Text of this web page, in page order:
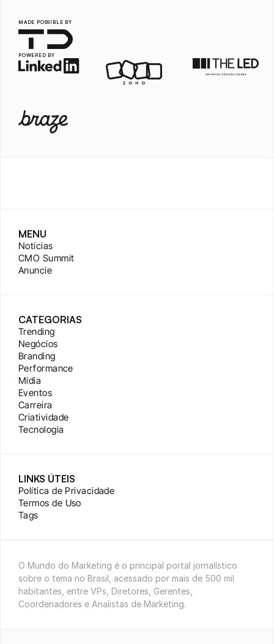
MADE POSSIBLE BY
POWERED BY
MENU
Notícias
CMO Summit
Anuncie
CATEGORIAS
Trending
Negócios
Branding
Performance
Mídia
Eventos
Carreira
Criatividade
Tecnologia
LINKS ÚTEIS
Política de Privacidade
Termos de Uso
Tags
O Mundo do Marketing é o principal portal jornalístico
sobre o tema no Brasil, acessado por mais de 500 mil
habitantes, entre VPs, Diretores, Gerentes,
Coordenadores e Analistas de Marketing.